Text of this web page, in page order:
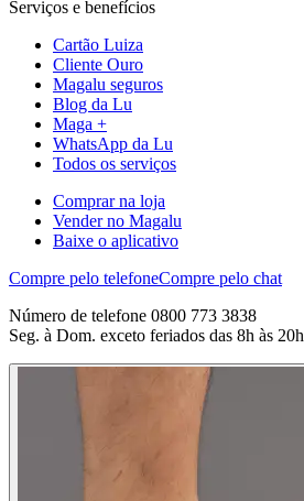
Serviços e benefícios
Cartão Luiza
Cliente Ouro
Magalu seguros
Blog da Lu
Maga +
WhatsApp da Lu
Todos os serviços
Comprar na loja
Vender no Magalu
Baixe o aplicativo
Compre pelo telefoneCompre pelo chat
Número de telefone 0800 773 3838
Seg. à Dom. exceto feriados das 8h às 20h